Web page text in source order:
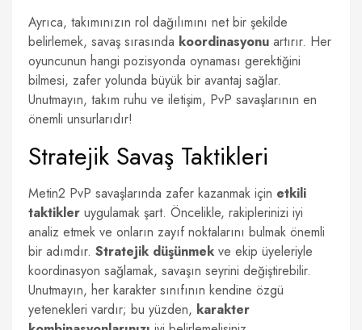
Ayrıca, takımınızın rol dağılımını net bir şekilde
belirlemek, savaş sırasında koordinasyonu artırır. Her
oyuncunun hangi pozisyonda oynaması gerektiğini
bilmesi, zafer yolunda büyük bir avantaj sağlar.
Unutmayın, takım ruhu ve iletişim, PvP savaşlarının en
önemli unsurlarıdır!
Stratejik Savaş Taktikleri
Metin2 PvP savaşlarında zafer kazanmak için etkili
taktikler uygulamak şart. Öncelikle, rakiplerinizi iyi
analiz etmek ve onların zayıf noktalarını bulmak önemli
bir adımdır. Stratejik düşünmek ve ekip üyeleriyle
koordinasyon sağlamak, savaşın seyrini değiştirebilir.
Unutmayın, her karakter sınıfının kendine özgü
yetenekleri vardır; bu yüzden, karakter